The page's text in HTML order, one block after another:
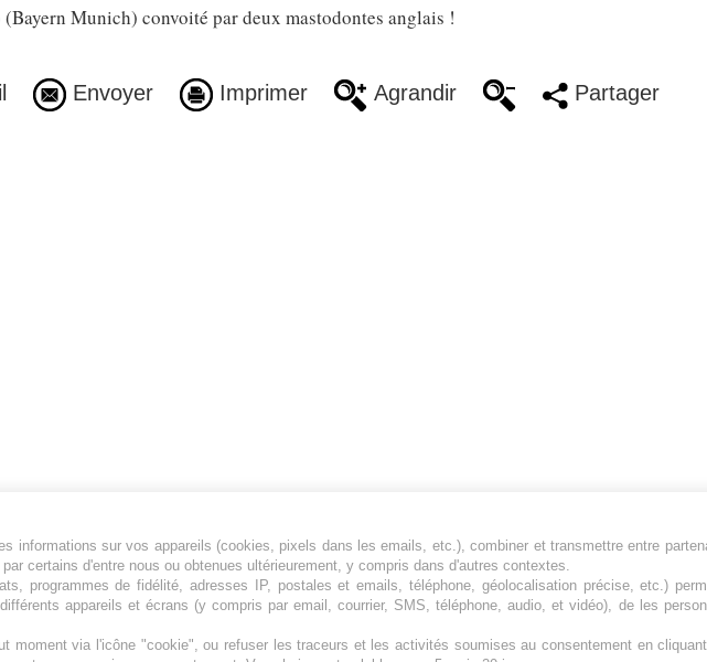
(Bayern Munich) convoité par deux mastodontes anglais !
Envoyer Imprimer Agrandir Partager
Jeunesfooteux est un média sportif qui traite
principalement de l'actualité de la Ligue 1 et
des grosses actualités de la Ligue 2 et du
Plan du site | Syndication |Powered by WM
Suivez-nous
informations sur vos appareils (cookies, pixels dans les emails, etc.), combiner et transmettre entre
certains d'entre nous ou obtenues ultérieurement, y compris dans d'autres contextes.
programmes de fidélité, adresses IP, postales et emails, téléphone, géolocalisation précise, etc.)
appareils et écrans (y compris par email, courrier, SMS, téléphone, audio, et vidéo), de les
moment via l'icône "cookie", ou refuser les traceurs et les activités soumises au consentement en